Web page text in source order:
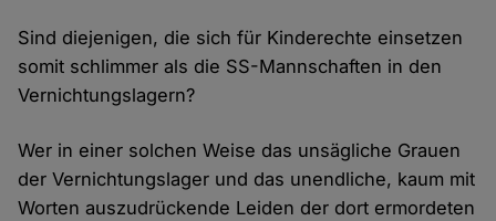
Sind diejenigen, die sich für Kinderechte einsetzen
somit schlimmer als die SS-Mannschaften in den
Vernichtungslagern?
Wer in einer solchen Weise das unsägliche Grauen
der Vernichtungslager und das unendliche, kaum mit
Worten auszudrückende Leiden der dort ermordeten